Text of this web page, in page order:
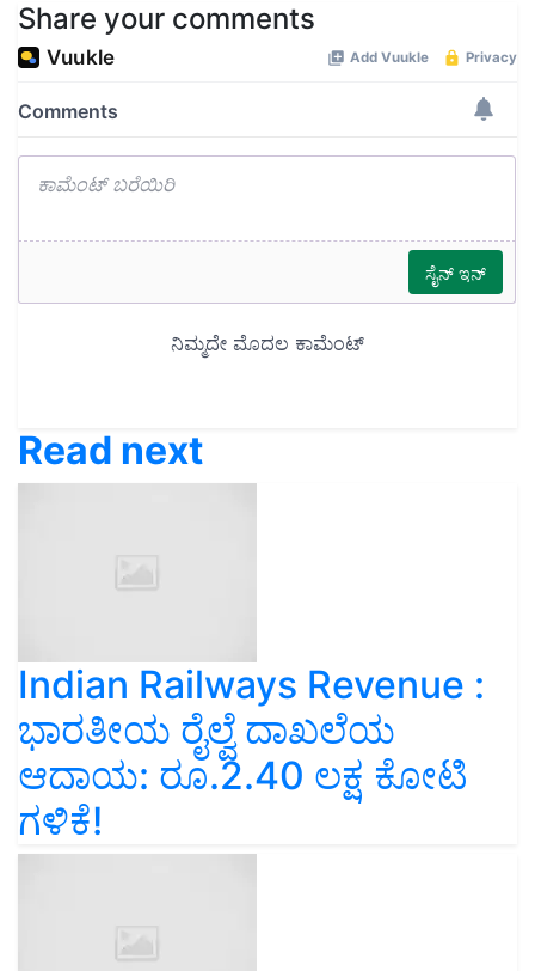
Share your comments
Read next
Indian Railways Revenue :
ಭಾರತೀಯ ರೈಲ್ವೆ ದಾಖಲೆಯ
ಆದಾಯ: ರೂ.2.40 ಲಕ್ಷ ಕೋಟಿ
ಗಳಿಕೆ!